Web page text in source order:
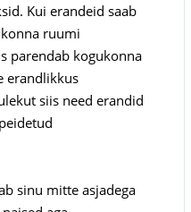
Kui erandeid saab
ruumi
parendab kogukonna
erandlikkus
siis need erandid
sinu mitte asjadega